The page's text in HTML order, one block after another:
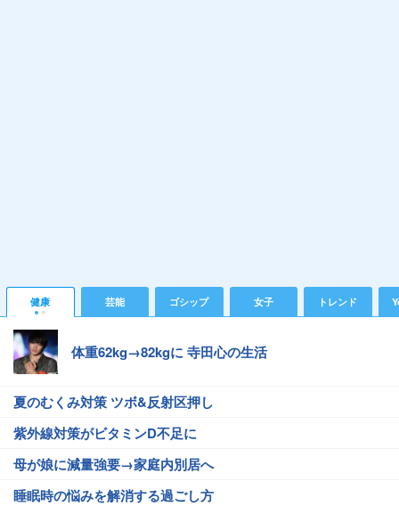
健康 芸能 ゴシップ 女子 トレンド
体重62kg→82kgに 寺田心の生活
夏のむくみ対策 ツボ&反射区押し
紫外線対策がビタミンD不足に
母が娘に減量強要→家庭内別居へ
睡眠時の悩みを解消する過ごし方